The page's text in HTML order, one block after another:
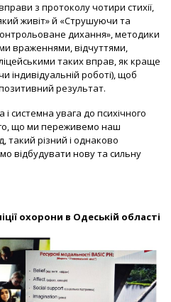
з протоколу чотири стихії,
живіт» й «Струшуючи та
дихання», методики
враженнями, відчуттями,
таких вправ, як краще
індивідуальній роботі), щоб
результат.
системна увага до психічного
що ми переживемо наш
такий різний і однаково
відбудувати нову та сильну
охорони в Одеській області